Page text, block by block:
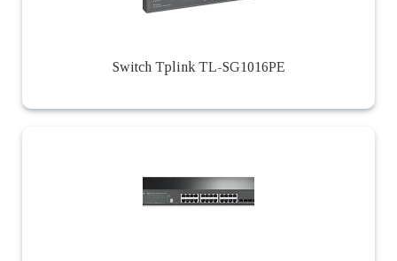
Switch Tplink TL-SG1016PE